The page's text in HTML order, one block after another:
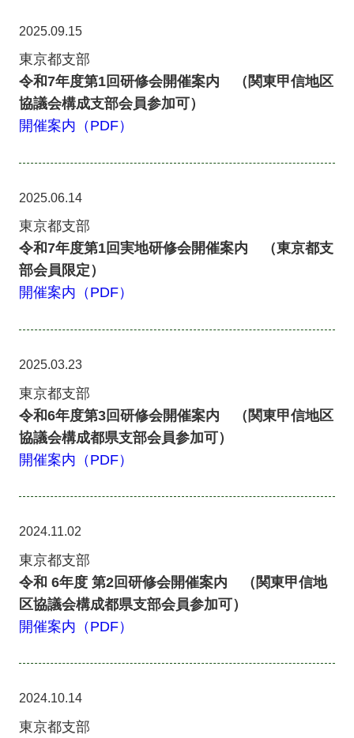
2025.09.15
東京都支部
令和7年度第1回研修会開催案内 （関東甲信地区
協議会構成支部会員参加可）
開催案内（PDF）
2025.06.14
東京都支部
令和7年度第1回実地研修会開催案内 （東京都支
部会員限定）
開催案内（PDF）
2025.03.23
東京都支部
令和6年度第3回研修会開催案内 （関東甲信地区
協議会構成都県支部会員参加可）
開催案内（PDF）
2024.11.02
東京都支部
令和 6年度 第2回研修会開催案内 （関東甲信地
区協議会構成都県支部会員参加可）
開催案内（PDF）
2024.10.14
東京都支部